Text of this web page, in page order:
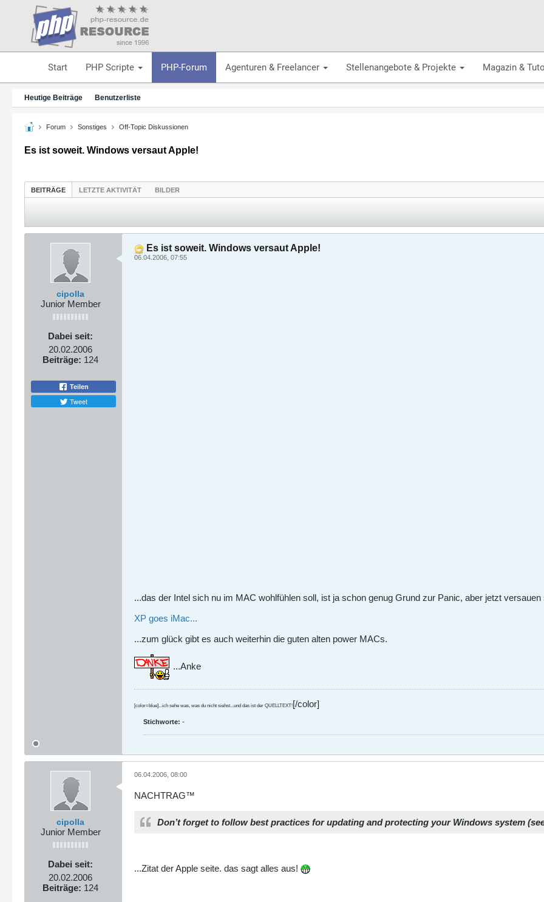
Start PHP Scripte PHP-Forum Agenturen & Freelancer Stellenangebote & Projekte Magazin &
Heutige Beiträge Benutzerliste
Forum Sonstiges Off-Topic Diskussionen
Es ist soweit. Windows versaut Apple!
BEITRÄGE LETZTE AKTIVITÄT BILDER
cipolla
Junior Member
Dabei seit:
20.02.2006
Beiträge: 124
Teilen
Tweet
Es ist soweit. Windows versaut Apple!
06.04.2006, 07:55
...das der Intel sich nu im MAC wohlfühlen soll, ist ja schon genug Grund zur Panic, aber jetzt
XP goes iMac...
...zum glück gibt es auch weiterhin die guten alten power MACs.
...Anke
[color=blue]...ich sehe was, was du nicht siehst...und das ist der QUELLTEXT![/color]
Stichworte: -
cipolla
Junior Member
Dabei seit:
20.02.2006
Beiträge: 124
06.04.2006, 08:00
NACHTRAG™
Don’t forget to follow best practices for updating and protecting your Windows system
...Zitat der Apple seite. das sagt alles aus!